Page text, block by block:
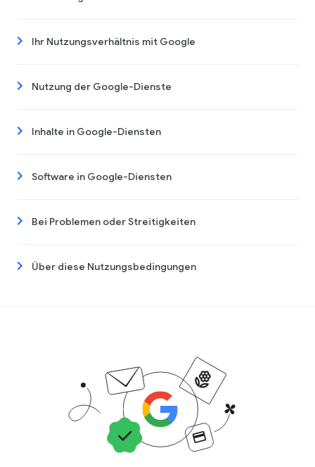
Ihr Nutzungsverhältnis mit Google
Nutzung der Google-Dienste
Inhalte in Google-Diensten
Software in Google-Diensten
Bei Problemen oder Streitigkeiten
Über diese Nutzungsbedingungen